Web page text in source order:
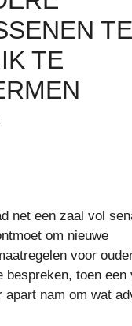
TE
net een zaal vol
om nieuwe
voor
bespreken, toen een
apart nam om wat